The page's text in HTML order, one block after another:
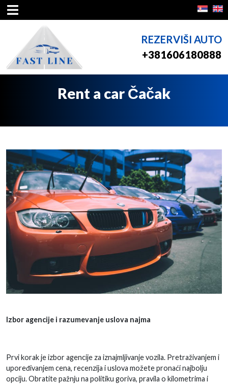
REZERVIŠI AUTO
+381606180888
Rent a car Čačak
Izbor agencije i razumevanje uslova najma
Prvi korak je izbor agencije za iznajmljivanje vozila. Pretraživanjem i
upoređivanjem cena, recenzija i uslova možete pronaći najbolju
opciju. Obratite pažnju na politiku goriva, pravila o kilometrima i